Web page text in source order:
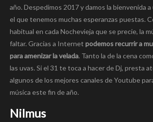
año. Despedimos 2017 y damos la bienvenida
el que tenemos muchas esperanzas puestas.
habitual en cada Nochevieja que se precie, la
faltar. Gracias a Internet podemos recurrir a
para amenizar la velada. Tanto la de la cena
las uvas. Si el 31 te toca a hacer de Dj, presta
algunos de los mejores canales de Youtube
música este fin de año.
Nilmus